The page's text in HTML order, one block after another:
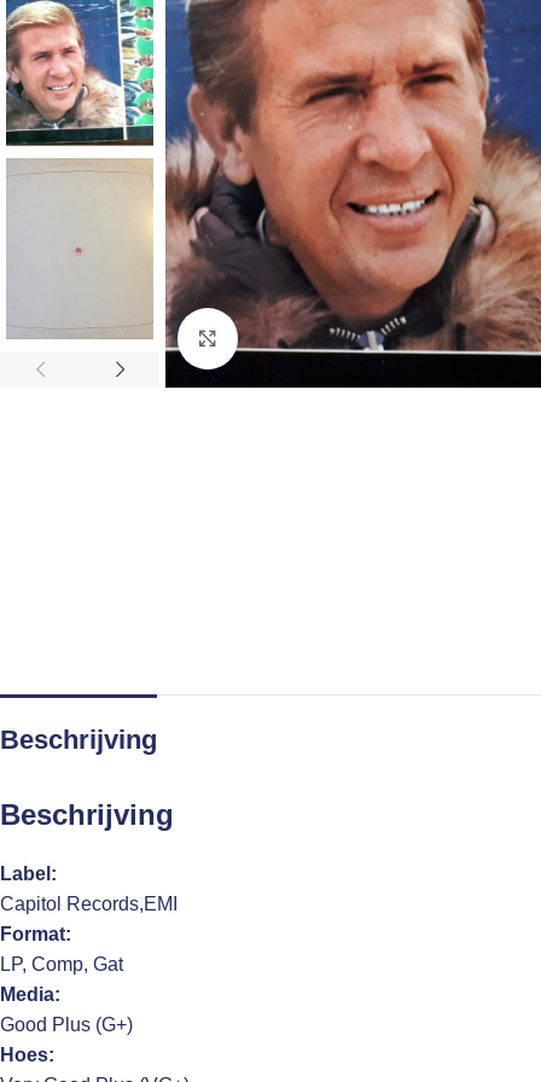
Click to enlarge
Beschrijving
Beschrijving
Label:
Capitol Records,EMI
Format:
LP, Comp, Gat
Media:
Good Plus (G+)
Hoes: